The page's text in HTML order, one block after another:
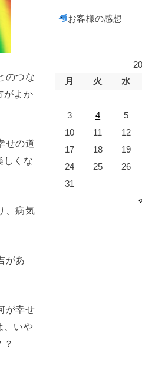
のつな
がよか
せの道
しくな
、病気
があ
が幸せ
、いや
お客様の感想
月
火 水
3
4 5
10
11 12
17
18 19
24
25 26
31